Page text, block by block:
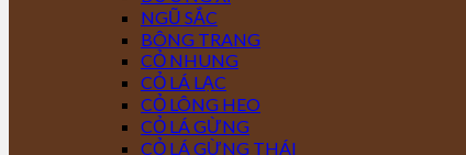
NGŨ SẮC
BÔNG TRANG
CỎ NHUNG
CỎ LÁ LẠC
CỎ LÔNG HEO
CỎ LÁ GỪNG
CỎ LÁ GỪNG THÁI